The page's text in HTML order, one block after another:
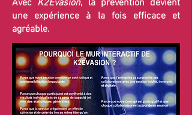
Avec K2Evasion, la prévention devient
une expérience à la fois efficace et
agréable.